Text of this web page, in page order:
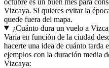
Vizcaya. Si quieres evitar la
quede fuera del mapa.
¿Cuánto dura un vuelo a
Varía en función de la ciudad
hacerte una idea de cuánto tarda
ejemplos con la duración media
Vizcaya: